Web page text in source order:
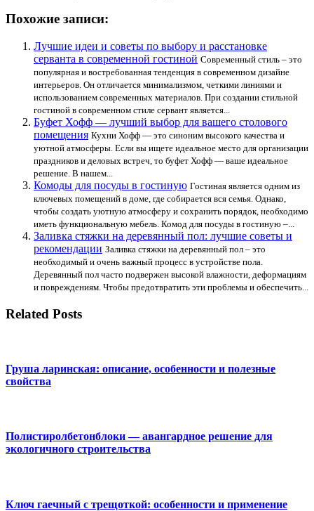
Похожие записи:
Лучшие идеи и советы по выбору и расстановке
серванта в современной гостиной Современный стиль – это
популярная и востребованная тенденция в современном дизайне
интерьеров. Он отличается минимализмом, четкими линиями и
использованием современных материалов. При создании стильной
гостиной в современном стиле сервант является...
Буфет Хофф — лучший выбор для вашего столового
помещения Кухни Хофф — это синоним высокого качества и
уютной атмосферы. Если вы ищете идеальное место для организации
праздников и деловых встреч, то буфет Хофф — ваше идеальное
решение. В нашем...
Комоды для посуды в гостиную Гостиная является одним из
ключевых помещений в доме, где собирается вся семья. Однако,
чтобы создать уютную атмосферу и сохранить порядок, необходимо
иметь функциональную мебель. Комод для посуды в гостиную –...
Заливка стяжки на деревянный пол: лучшие советы и
рекомендации Заливка стяжки на деревянный пол – это
необходимый и очень важный процесс в устройстве пола.
Деревянный пол часто подвержен высокой влажности, деформациям
и повреждениям. Чтобы предотвратить эти проблемы и обеспечить...
Related Posts
Груша ларинская: описание, особенности и полезные
свойства
Полистиролбетонблоки — авангардное решение для
экологичного строительства
Ключ гаечный с трещоткой: особенности и применение